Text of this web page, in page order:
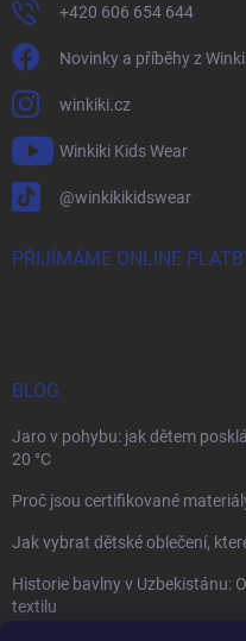
+420 606 654 644
Novinky a příběhy z
winkiki.cz
Winkiki Kids Wear
@winkikikidswear
PŘIJÍMÁME ONLINE
BLOG
Jaro v pohybu: jak dětem
20 °C
Proč jsou certifikované
Jak vybrat dětské oblečení,
Historie bavlny v Uzbekistánu:
textilu